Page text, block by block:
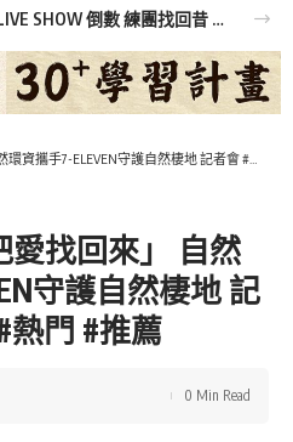
Owen 蘇震洋《做自己的光》LIVE SHOW 倒數 練團找回昔 Pub 駐唱美好時光
ELEVEN守護自然棲地 記者會 #自然環境 #熱門 #推薦
愛找回來」 自然
守護自然棲地 記
熱門 #推薦
0 Min Read